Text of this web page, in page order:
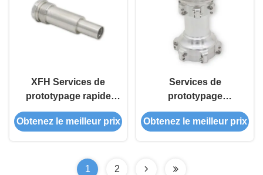
XFH Services de
prototypage rapide
Aluminium acier
inoxydable laiton
Obtenez le meilleur prix
Services de
prototypage
d'aluminium CNC
Parties anodisées en
Obtenez le meilleur prix
1 2